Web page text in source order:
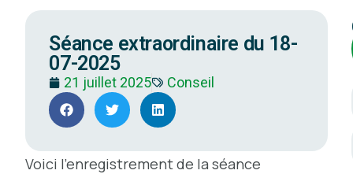
Séance extraordinaire du 18-
07-2025
21 juillet 2025 Conseil
Voici l’enregistrement de la séance